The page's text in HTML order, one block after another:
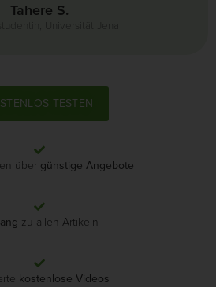
Tahere S.
TESTEN
über günstige Angebote
zu allen Artikeln
kostenlose Videos